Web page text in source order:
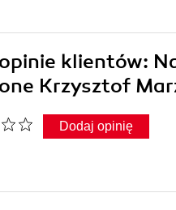
klientów:
Krzysztof
Dodaj opinię